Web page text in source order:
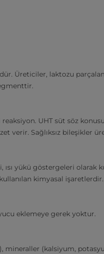
Üreticiler, laktozu
reaksiyon. UHT süt söz
verir. Sağlıksız bileşikler
yükü göstergeleri olarak
kimyasal işaretlerdir.
eklemeye gerek yoktur.
mineraller (kalsiyum,